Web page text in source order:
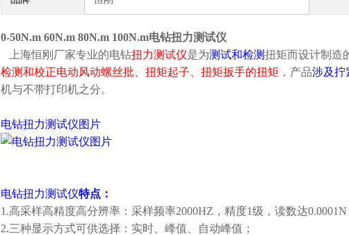
0-50N.m 60N.m 80N.m 100N.m电钻扭力测试仪
上海恒刚厂家专业的电钻扭力测试仪是为测试和检测扭矩而设计制造
检测和校正电动风动螺丝批、扭矩起子、扭矩扳手的扭矩 ，产品涉及拧
机与不带打印机之分。
电钻扭力测试仪图片
电钻扭力测试仪特点：
1.高采样高精度高分辨率：采样频率2000HZ，精度1级，读数达0.0001N
2.三种显示方式可供选择：实时、峰值、自动峰值；